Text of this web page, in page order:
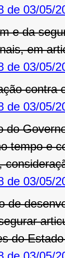
de 03/05/
e da
em
de 03/05/
contra
de 03/05/
do
tempo e
de 03/05/
de
do